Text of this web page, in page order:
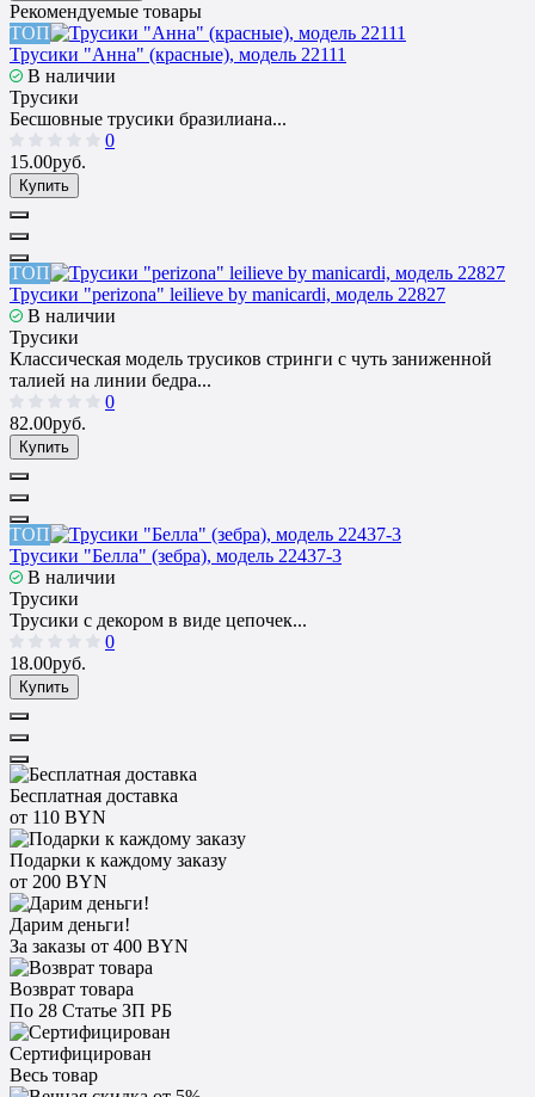
Рекомендуемые товары
ТОП
Трусики "Анна" (красные), модель 22111
В наличии
Трусики
Бесшовные трусики бразилиана...
0
15.00руб.
Купить
ТОП
Трусики "perizona" leilieve by manicardi, модель 22827
В наличии
Трусики
Классическая модель трусиков стринги с чуть заниженной
талией на линии бедра...
0
82.00руб.
Купить
ТОП
Трусики "Белла" (зебра), модель 22437-3
В наличии
Трусики
Трусики с декором в виде цепочек...
0
18.00руб.
Купить
Бесплатная доставка
от 110 BYN
Подарки к каждому заказу
от 200 BYN
Дарим деньги!
За заказы от 400 BYN
Возврат товара
По 28 Статье ЗП РБ
Сертифицирован
Весь товар